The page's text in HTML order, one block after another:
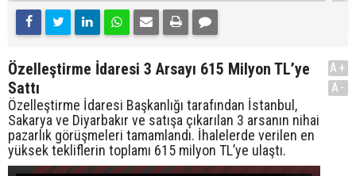
Özelleştirme İdaresi 3 Arsayı 615 Milyon TL’ye
Sattı
Özelleştirme İdaresi Başkanlığı tarafından İstanbul,
Sakarya ve Diyarbakır ve satışa çıkarılan 3 arsanın nihai
pazarlık görüşmeleri tamamlandı. İhalelerde verilen en
yüksek tekliflerin toplamı 615 milyon TL’ye ulaştı.
A+
A-